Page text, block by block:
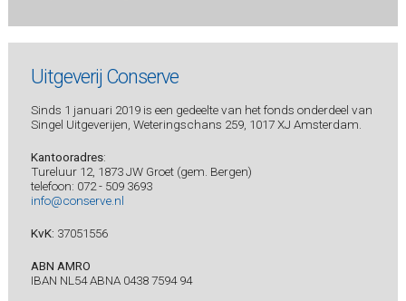
Uitgeverij Conserve
Sinds 1 januari 2019 is een gedeelte van het fonds onderdeel van
Singel Uitgeverijen, Weteringschans 259, 1017 XJ Amsterdam.
Kantooradres:
Tureluur 12, 1873 JW Groet (gem. Bergen)
telefoon: 072 - 509 3693
info@conserve.nl
KvK: 37051556
ABN AMRO
IBAN NL54 ABNA 0438 7594 94